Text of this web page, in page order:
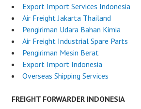
Export Import Services Indonesia
Air Freight Jakarta Thailand
Pengiriman Udara Bahan Kimia
Air Freight Industrial Spare Parts
Pengiriman Mesin Berat
Export Import Indonesia
Overseas Shipping Services
FREIGHT FORWARDER INDONESIA